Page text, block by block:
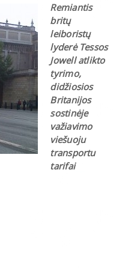
Remiantis
britų
leiboristų
lyderė Tessos
Jowell atlikto
tyrimo,
didžiosios
Britanijos
sostinėje
važiavimo
viešuoju
transportu
tarifai